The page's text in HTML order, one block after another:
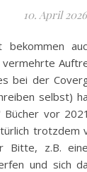
10. April 2026
vermehrte
bei der
selbst)
Bücher vor
trotzdem
Bitte, z.B.
und sich